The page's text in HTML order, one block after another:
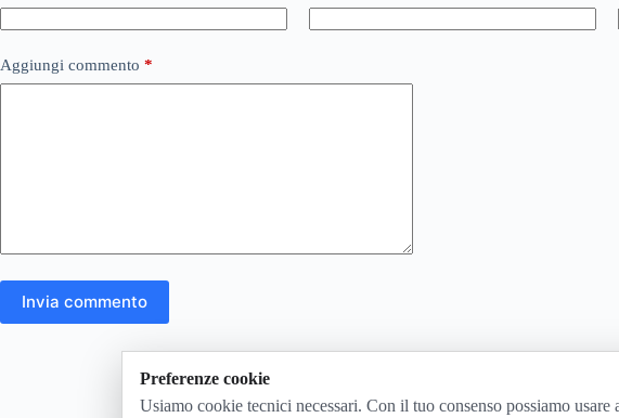
Aggiungi commento *
Invia commento
Preferenze cookie
Usiamo cookie tecnici necessari. Con il tuo consenso possiamo